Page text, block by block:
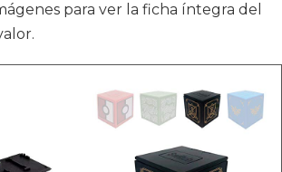
para ver la ficha íntegra del